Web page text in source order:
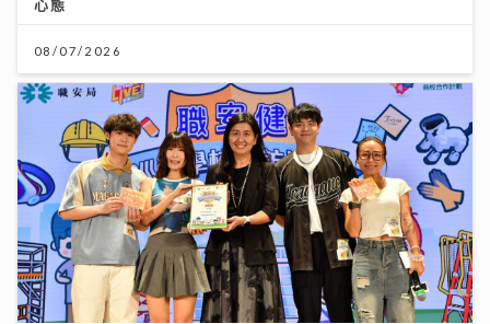
心態
08/07/2026